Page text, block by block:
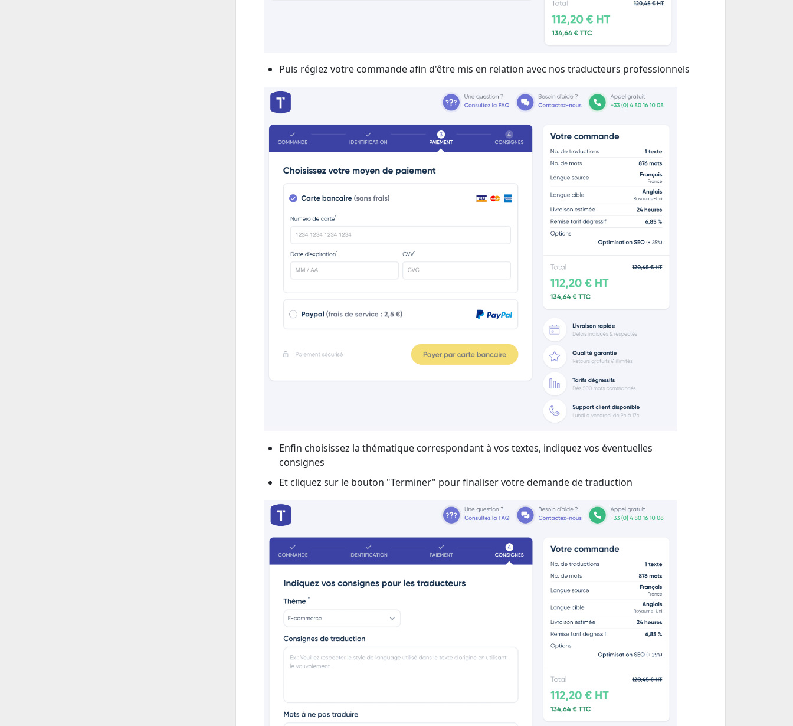
Puis réglez votre commande afin d'être mis en relation avec nos traducteurs professionnels
Enfin choisissez la thématique correspondant à vos textes, indiquez vos éventuelles
consignes
Et cliquez sur le bouton "Terminer" pour finaliser votre demande de traduction